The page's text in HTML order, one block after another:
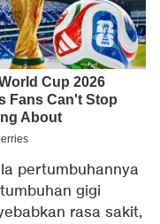
pertumbuhannya
gigi
rasa sakit,